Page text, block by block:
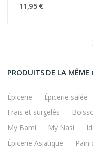
11,95 €
PRODUITS DE LA MÊME
Épicerie Épicerie salée
Frais et surgelés
My Bami
My Nasi
Épicerie Asiatique
Pain